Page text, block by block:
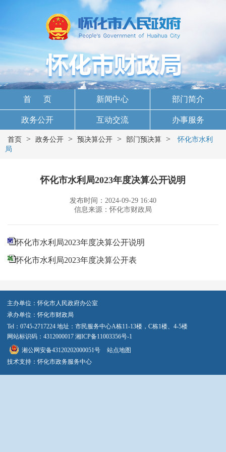
首 页 新闻中心 部门简介
政务公开 互动交流 办事服务
首页 > 政务公开 > 预决算公开 > 部门预决算 >
怀化市水利
局
怀化市水利局2023年度决算公开说明
发布时间：2024-09-29 16:40
信息来源：怀化市财政局
怀化市水利局2023年度决算公开说明
怀化市水利局2023年度决算公开表
主办单位：怀化市人民政府办公室
承办单位：怀化市财政局
Tel：0745-2717224 地址：市民服务中心A栋11-13楼，C栋1楼、4-5楼
网站标识码：4312000017 湘ICP备11003356号-1
湘公网安备43120202000051号
站点地图
技术支持：怀化市政务服务中心